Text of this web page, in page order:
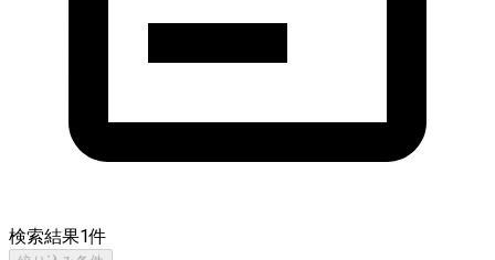
検索結果1件